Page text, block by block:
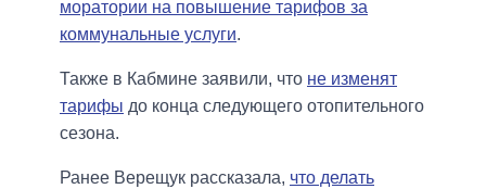
моратории на повышение тарифов за
коммунальные услуги.
Также в Кабмине заявили, что не изменят
тарифы до конца следующего отопительного
сезона.
Ранее Верещук рассказала, что делать